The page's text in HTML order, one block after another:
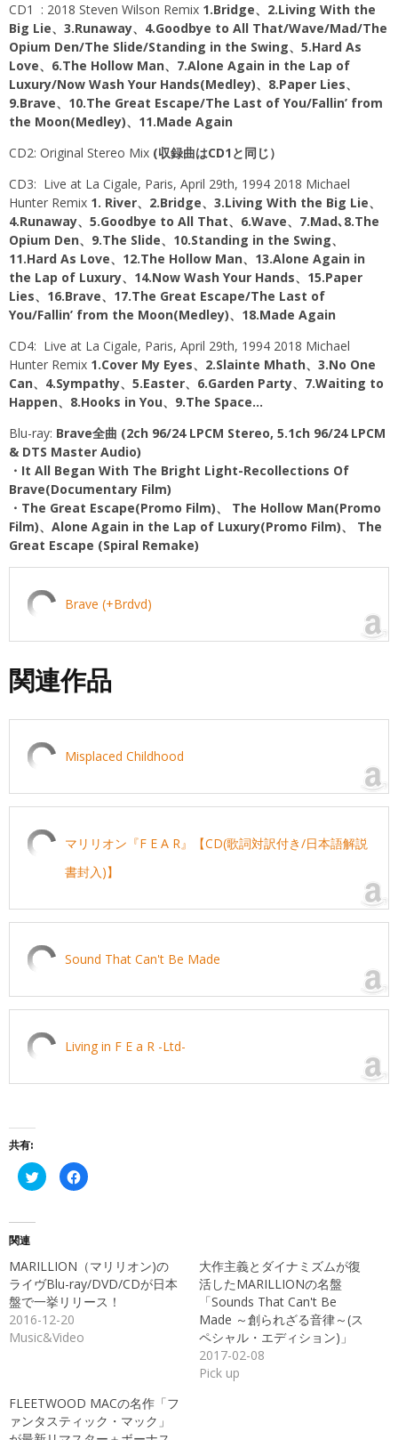
CD1 : 2018 Steven Wilson Remix 1.Bridge、2.Living With the
Big Lie、3.Runaway、4.Goodbye to All That/Wave/Mad/The
Opium Den/The Slide/Standing in the Swing、5.Hard As
Love、6.The Hollow Man、7.Alone Again in the Lap of
Luxury/Now Wash Your Hands(Medley)、8.Paper Lies、
9.Brave、10.The Great Escape/The Last of You/Fallin’ from
the Moon(Medley)、11.Made Again
CD2: Original Stereo Mix (収録曲はCD1と同じ）
CD3: Live at La Cigale, Paris, April 29th, 1994 2018 Michael
Hunter Remix 1. River、2.Bridge、3.Living With the Big Lie、
4.Runaway、5.Goodbye to All That、6.Wave、7.Mad､8.The
Opium Den、9.The Slide、10.Standing in the Swing、
11.Hard As Love、12.The Hollow Man、13.Alone Again in
the Lap of Luxury、14.Now Wash Your Hands、15.Paper
Lies、16.Brave、17.The Great Escape/The Last of
You/Fallin’ from the Moon(Medley)、18.Made Again
CD4: Live at La Cigale, Paris, April 29th, 1994 2018 Michael
Hunter Remix 1.Cover My Eyes、2.Slainte Mhath、3.No One
Can、4.Sympathy、5.Easter、6.Garden Party、7.Waiting to
Happen、8.Hooks in You、9.The Space…
Blu-ray: Brave全曲 (2ch 96/24 LPCM Stereo, 5.1ch 96/24 LPCM
& DTS Master Audio)
・It All Began With The Bright Light-Recollections Of
Brave(Documentary Film)
・The Great Escape(Promo Film)、 The Hollow Man(Promo
Film)、Alone Again in the Lap of Luxury(Promo Film)、 The
Great Escape (Spiral Remake)
Brave (+Brdvd)
関連作品
Misplaced Childhood
マリリオン『F E A R』【CD(歌詞対訳付き/日本語解説
書封入)】
Sound That Can't Be Made
Living in F E a R -Ltd-
共有:
ク
リ
共
有
(新
し
い
ウ
ィ
ン
ド
ま
す)
Facebook
で
ク
リ
ッ
ク
し
だ
さ
ウ
ィ
ン
ド
関連
MARILLION（マリリオン)の
ライヴBlu-ray/DVD/CDが日本
盤で一挙リリース！
2016-12-20
Music&Video
大作主義とダイナミズムが復
活したMARILLIONの名盤
「Sounds That Can't Be
Made ～創られざる音律～(ス
ペシャル・エディション)」
2017-02-08
Pick up
FLEETWOOD MACの名作「フ
ァンタスティック・マック」